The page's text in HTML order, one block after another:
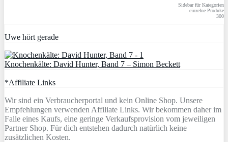
Sidebar für Kategorien
einzelne Produke
300
Uwe hört gerade
Knochenkälte: David Hunter, Band 7 – Simon Beckett
*Affiliate Links
Wir sind ein Verbraucherportal und kein Online Shop. Unsere
Empfehlungen verwenden Affiliate Links. Wir bekommen daher im
Falle eines Kaufs, eine geringe Verkaufsprovision vom jeweiligen
Partner Shop. Für dich entstehen dadurch natürlich keine
zusätzlichen Kosten.